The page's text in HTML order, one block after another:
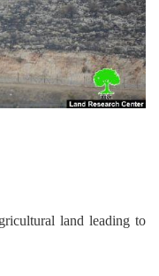
land leading to